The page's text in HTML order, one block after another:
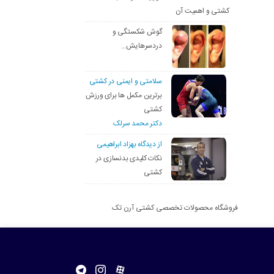
کشتی و اهمیت آن
گوش شکستگی و
دردسرهایش…
سلامتی و ایمنی در کشتی
برترین مکمل ها برای ورزش
کشتی
دکتر محمد سرلک
از دیدگاه بهزاد ابراهیمی
نکات کلیدی بدنسازی در
کشتی
فروشگاه محصولات تخصصی کشتی آرن تک